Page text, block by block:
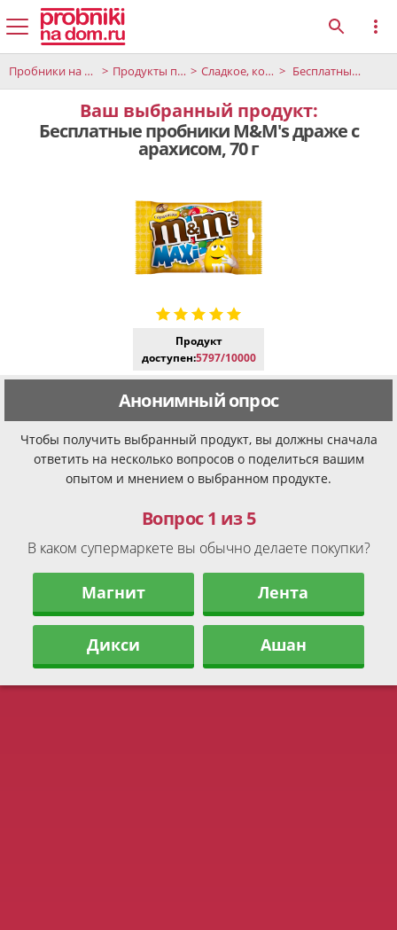
Пробники на дом Продукты питания и напитки Сладкое, конфеты и десерты Бесплатные пробники M&M's драже с арахисом, 70 г
Ваш выбранный продукт:
Бесплатные пробники M&M's драже с
арахисом, 70 г
Продукт
доступен:5797/10000
Анонимный опрос
Чтобы получить выбранный продукт, вы должны сначала
ответить на несколько вопросов о поделиться вашим
опытом и мнением о выбранном продукте.
Вопрос 1 из 5
В каком супермаркете вы обычно делаете покупки?
Магнит Лента
Дикси Ашан